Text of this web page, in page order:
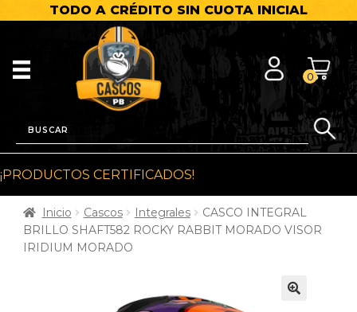
TODO A CRÉDITO SIN CUOTA INICIAL
0
¡PRODUCTOS CERTIFICADOS!
Inicio Cascos Integrales
CASCO INTEGRAL
BRILLO SHAFT582 ROCKY RABBIT MORADO VISOR
IRIDIUM MORADO